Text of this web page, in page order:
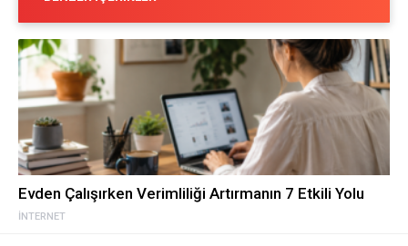
İNTERNET
Evden Çalışırken Verimliliği Artırmanın 7 Etkili Yolu